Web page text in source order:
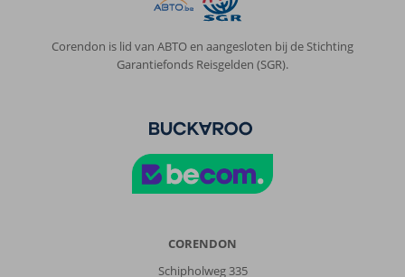
Corendon is lid van ABTO en aangesloten bij de Stichting
Garantiefonds Reisgelden (SGR).
CORENDON
Schipholweg 335